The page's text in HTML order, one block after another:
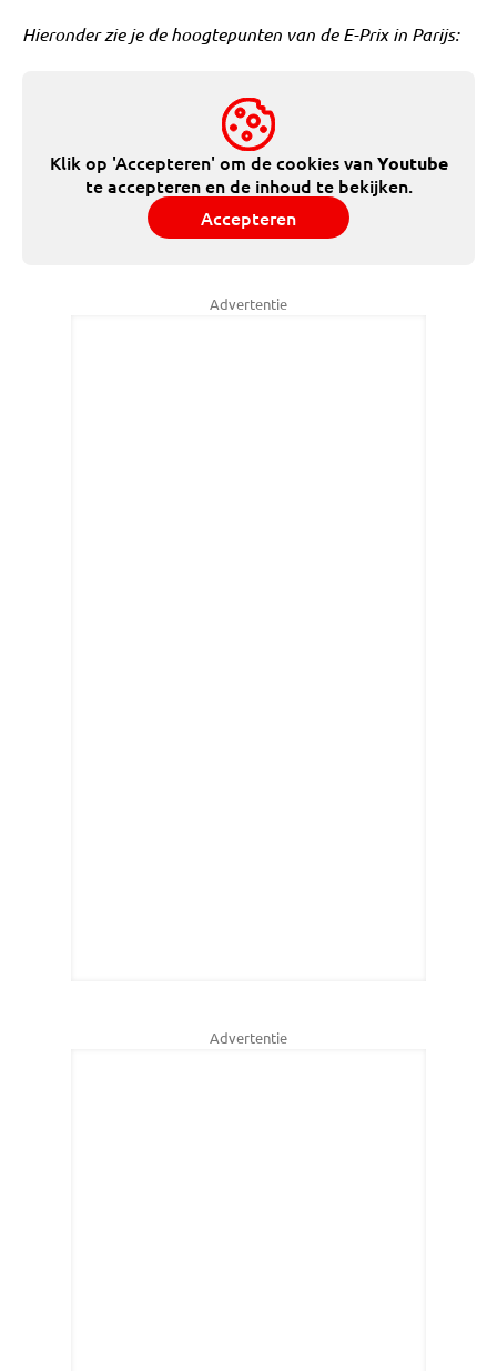
Hieronder zie je de hoogtepunten van de E-Prix in Parijs:
Klik op 'Accepteren' om de cookies vanYoutube
te accepteren en de inhoud te bekijken.
Accepteren
Advertentie
Advertentie